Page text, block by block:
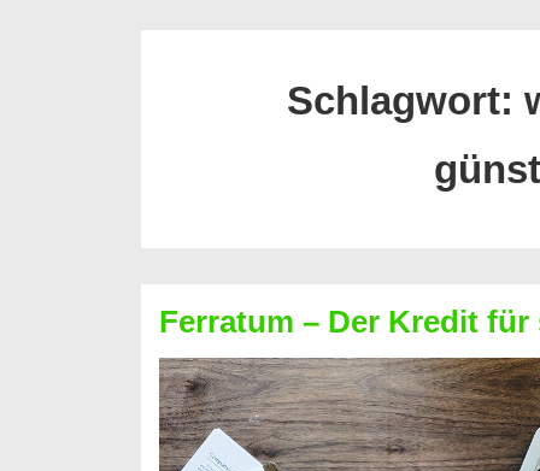
Schlagwort:
Ferratum – Der Kredit